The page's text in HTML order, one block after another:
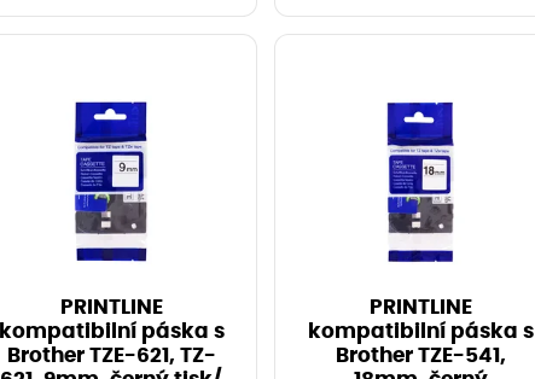
PRINTLINE
kompatibilní páska s
Brother TZE-621, TZ-
PRINTLINE
kompatibilní páska s
Brother TZE-541,